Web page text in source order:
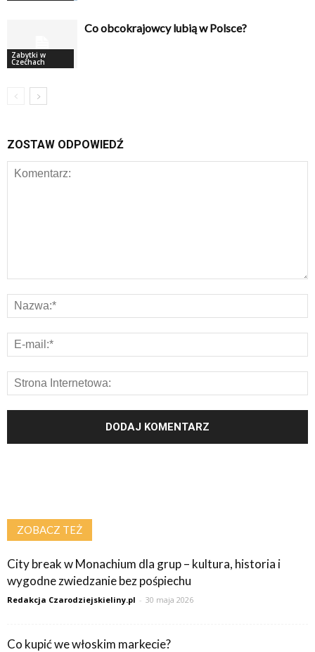
Zabytki w
Czechach
Co obcokrajowcy lubią w Polsce?
ZOSTAW ODPOWIEDŹ
ZOBACZ TEŻ
City break w Monachium dla grup – kultura, historia i
wygodne zwiedzanie bez pośpiechu
Redakcja Czarodziejskieliny.pl - 30 maja 2026
Co kupić we włoskim markecie?